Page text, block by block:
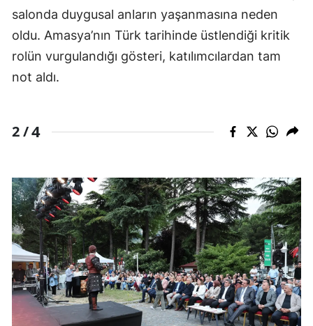
salonda duygusal anların yaşanmasına neden
oldu. Amasya’nın Türk tarihinde üstlendiği kritik
rolün vurgulandığı gösteri, katılımcılardan tam
not aldı.
2 /4